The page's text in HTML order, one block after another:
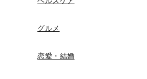
グルメ
恋愛・結婚